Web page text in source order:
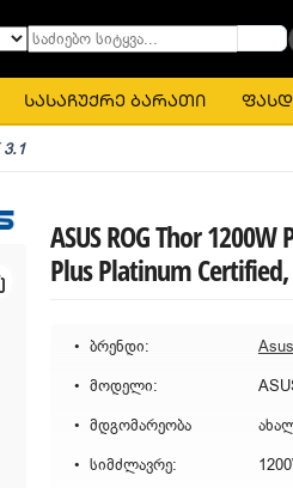
საძიებო სიტყვა...
სასაჩუქრე ბარათი
ASUS ROG Thor
Plus Platinum Certified,
ბრენდი:
Asus
მოდელი:
მდგომარეობა
სიმძლავრე: